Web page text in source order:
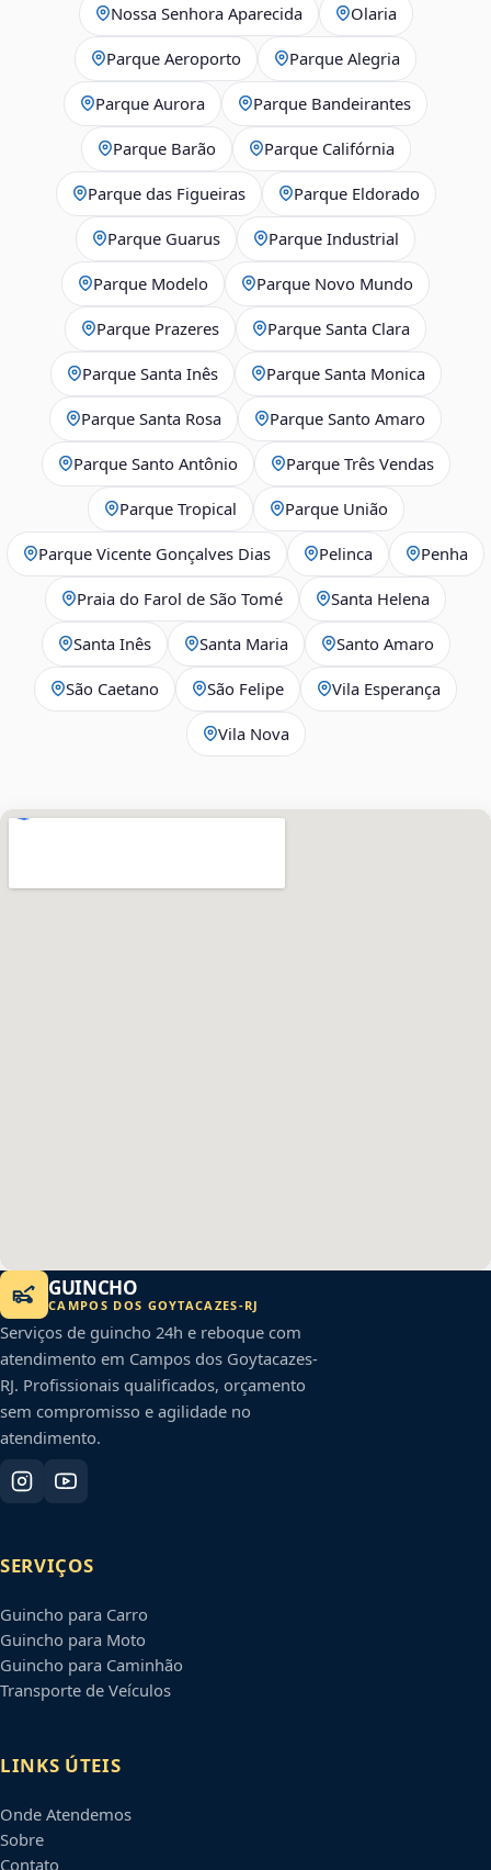
Nossa Senhora Aparecida Olaria
Parque Aeroporto Parque Alegria
Parque Aurora Parque Bandeirantes
Parque Barão Parque Califórnia
Parque das Figueiras Parque Eldorado
Parque Guarus Parque Industrial
Parque Modelo Parque Novo Mundo
Parque Prazeres Parque Santa Clara
Parque Santa Inês Parque Santa Monica
Parque Santa Rosa Parque Santo Amaro
Parque Santo Antônio Parque Três Vendas
Parque Tropical Parque União
Parque Vicente Gonçalves Dias Pelinca Penha
Praia do Farol de São Tomé Santa Helena
Santa Inês Santa Maria Santo Amaro
São Caetano São Felipe Vila Esperança
Vila Nova
GUINCHO
CAMPOS DOS GOYTACAZES-RJ
Serviços de guincho 24h e reboque com
atendimento em Campos dos Goytacazes-
RJ. Profissionais qualificados, orçamento
sem compromisso e agilidade no
atendimento.
SERVIÇOS
Guincho para Carro
Guincho para Moto
Guincho para Caminhão
Transporte de Veículos
LINKS ÚTEIS
Onde Atendemos
Sobre
Contato